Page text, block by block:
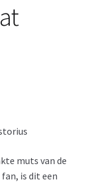
muts van de
is dit een